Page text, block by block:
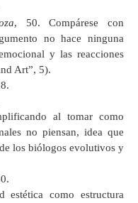
, 50. Compárese con
no hace ninguna
y las reacciones
Art”, 5).
al tomar como
no piensan, idea que
los biólogos evolutivos y
como estructura